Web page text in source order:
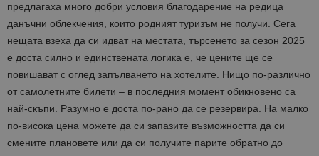
предлагаха много добри условия благодарение на редица
данъчни облекчения, които родният туризъм не получи. Сега
нещата взеха да си идват на местата, търсенето за сезон 2025
е доста силно и единствената логика е, че цените ще се
повишават с оглед запълването на хотелите. Нищо по-различно
от самолетните билети – в последния момент обикновено са
най-скъпи. Разумно е доста по-рано да се резервира. На малко
по-висока цена можете да си запазите възможността да си
смените плановете или да си получите парите обратно до